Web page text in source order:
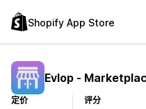
Shopify App Store
Evlop ‑
定价
评分